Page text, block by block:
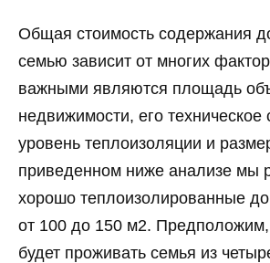
Общая стоимость содержания
семью зависит от многих
важными являются площадь
недвижимости, его техническое
уровень теплоизоляции и
приведенном ниже анализе мы
хорошо теплоизолированные
от 100 до 150 м2. Предположим,
будет проживать семья из